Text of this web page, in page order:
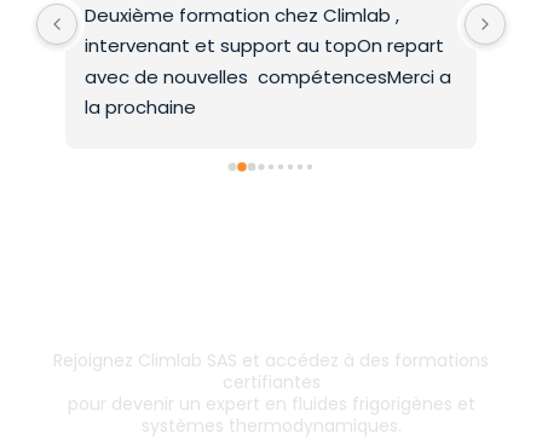
Deuxième formation chez Climlab ,
intervenant et support au topOn repart
avec de nouvelles  compétencesMerci a
la prochaine
Rejoignez Climlab SAS et accédez à des formations
certifiantes
pour devenir un expert en fluides frigorigènes et
systèmes thermodynamiques.